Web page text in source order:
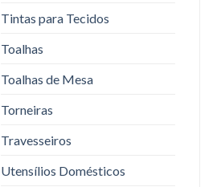
Tintas para Tecidos
Toalhas
Toalhas de Mesa
Torneiras
Travesseiros
Utensílios Domésticos